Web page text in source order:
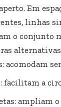
Em
linhas
o conjunto
alternativas
acomodam
facilitam a
ampliam